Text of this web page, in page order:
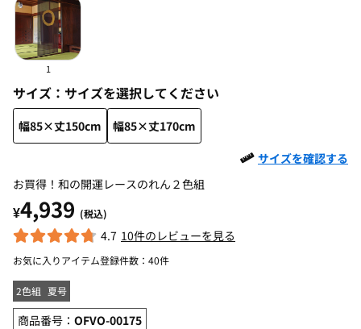
1
サイズ： サイズを選択してください
幅85×丈150cm
幅85×丈170cm
サイズを確認する
お買得！和の開運レースのれん２色組
¥4,939 (税込)
4.7 10件のレビューを見る
お気に入りアイテム登録件数： 40件
2色組 夏号
商品番号： OFVO-00175